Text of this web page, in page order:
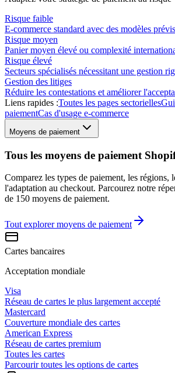
Risque faible
E-commerce standard avec des modèles
Risque moyen
Panier moyen élevé ou complexité
Risque élevé
Secteurs spécialisés nécessitant une gestion
Gestion des litiges
Réduire les contestations et améliorer
Liens rapides :Toutes les pages sectorielles
paiementCas d'usage e-commerce
Moyens de paiement
Tous les moyens de paiement
Comparez les types de paiement, les régions,
l'adaptation au checkout. Parcourez notre
de 150 moyens de paiement.
Tout explorer moyens de paiement
Cartes bancaires
Acceptation mondiale
Visa
Réseau de cartes le plus largement accepté
Mastercard
Couverture mondiale des cartes
American Express
Réseau de cartes premium
Toutes les cartes
Parcourir toutes les options de cartes